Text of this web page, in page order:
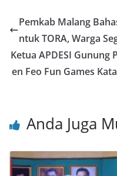
e
b
o
o
er l
Pemkab Malang
ntuk TORA, Warga
Ketua APDESI Gunung
en Feo Fun Games
Anda Juga